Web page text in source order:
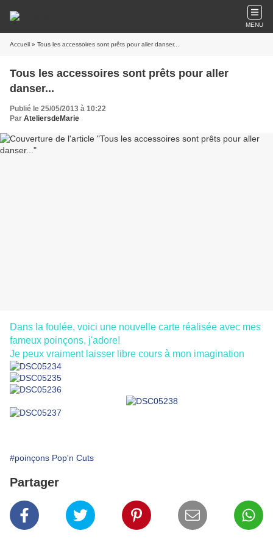
MENU
Accueil » Tous les accessoires sont prêts pour aller danser...
Tous les accessoires sont prêts pour aller
danser...
Publié le 25/05/2013 à 10:22
Par AteliersdeMarie
Dans la foulée, voici une nouvelle carte réalisée avec mes
fameux poinçons, j'adore!
Je peux vraiment laisser libre cours à mon imagination
#poinçons Pop'n Cuts
Partager